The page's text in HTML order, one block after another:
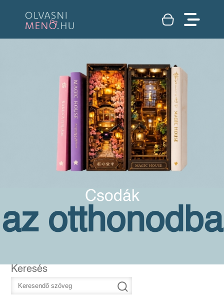
Csodák
az otthonodba
Keresés